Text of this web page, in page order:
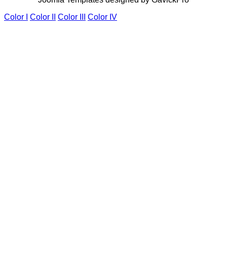
Color I
Color II Color III Color IV